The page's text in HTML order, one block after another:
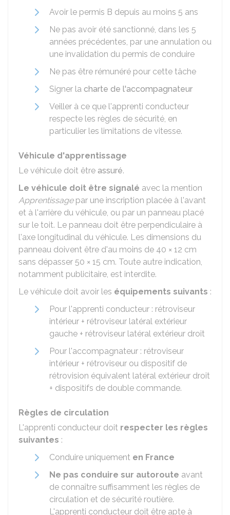
Avoir le permis B depuis au moins 5 ans
Ne pas avoir été sanctionné, dans les 5
années précédentes, par une annulation ou
une invalidation du permis de conduire
Ne pas être rémunéré pour cette tâche
Signer la charte de l'accompagnateur
Veiller à ce que l'apprenti conducteur
respecte les règles de sécurité, en
particulier les limitations de vitesse.
Véhicule d'apprentissage
Le véhicule doit être assuré.
Le véhicule doit être signalé avec la mention
Apprentissagepar une inscription placée à l'avant
et à l'arrière du véhicule, ou par un panneau placé
sur le toit. Le panneau doit être perpendiculaire à
l'axe longitudinal du véhicule. Les dimensions du
panneau doivent être d'au moins de 40 × 12 cm
sans dépasser 50 × 15 cm. Toute autre indication,
notamment publicitaire, est interdite.
Le véhicule doit avoir les équipements suivants :
Pour l'apprenti conducteur : rétroviseur
intérieur + rétroviseur latéral extérieur
gauche + rétroviseur latéral extérieur droit
Pour l'accompagnateur : rétroviseur
intérieur + rétroviseur ou dispositif de
rétrovision équivalent latéral extérieur droit
+ dispositifs de double commande.
Règles de circulation
L'apprenti conducteur doit respecter les règles
suivantes :
Conduire uniquement en France
Ne pas conduire sur autoroute avant
de connaître suffisamment les règles de
circulation et de sécurité routière.
L'apprenti conducteur doit être apte à